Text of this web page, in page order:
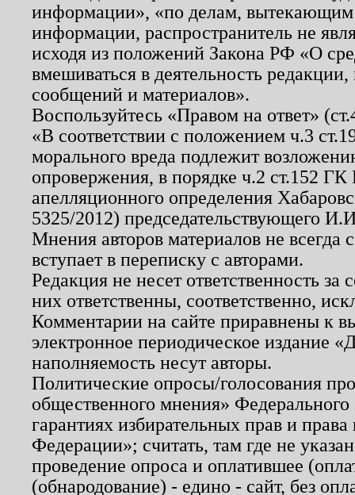
информации», «по делам, вытекающим
информации, распространитель не
исходя из положений Закона РФ «О
вмешиваться в деятельность
сообщений и материалов».
Воспользуйтесь «Правом на ответ»
«В соответствии с положением ч.3
морального вреда подлежит
опровержения, в порядке ч.2 ст.152
апелляционного определения
5325/2012) председательствующего
Мнения авторов материалов не
вступает в переписку с авторами.
Редакция не несет ответственность
них ответственны, соответственно,
Комментарии на сайте приравнены к
электронное периодическое издание
наполняемость несут авторы.
Политические опросы/голосования
общественного мнения»
гарантиях избирательных прав и
Федерации»; считать, там где не
проведение опроса и оплатившее
(обнародование) - едино - сайт, без